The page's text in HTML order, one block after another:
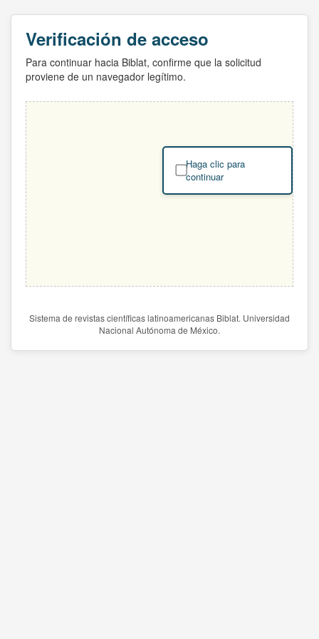
Verificación de acceso
Para continuar hacia Biblat, confirme que la solicitud
proviene de un navegador legítimo.
Haga clic para
continuar
Sistema de revistas científicas latinoamericanas Biblat. Universidad
Nacional Autónoma de México.